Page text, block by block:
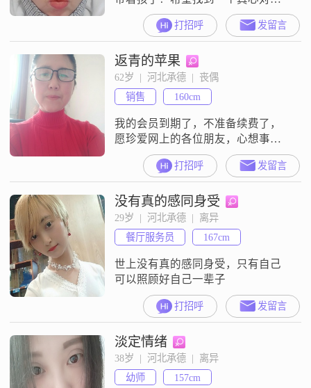
好的人过余生！
打招呼 发留言
返青的苹果
62岁  |  河北承德  |  丧偶
销售
160cm
我的会员到期了，不准备续费了，
愿珍爱网上的各位朋友，心想事
成，万事如意。
打招呼 发留言
没有真的感同身受
29岁  |  河北承德  |  离异
餐厅服务员
167cm
世上没有真的感同身受，只有自己
可以照顾好自己一辈子
打招呼 发留言
淡定情绪
38岁  |  河北承德  |  离异
幼师
157cm